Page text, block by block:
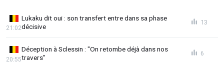
Lukaku dit oui : son transfert entre dans sa phase
décisive
21:02
13
Déception à Sclessin : "On retombe déjà dans nos
travers"
20:55
6